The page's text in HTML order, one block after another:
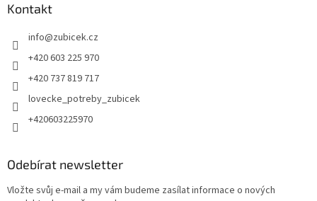
Kontakt
info@zubicek.cz
+420 603 225 970
+420 737 819 717
lovecke_potreby_zubicek
+420603225970
Odebírat newsletter
Vložte svůj e-mail a my vám budeme zasílat informace o nových